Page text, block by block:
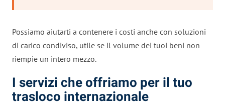
Possiamo aiutarti a contenere i costi anche con soluzioni
di carico condiviso, utile se il volume dei tuoi beni non
riempie un intero mezzo.
I servizi che offriamo per il tuo
trasloco internazionale